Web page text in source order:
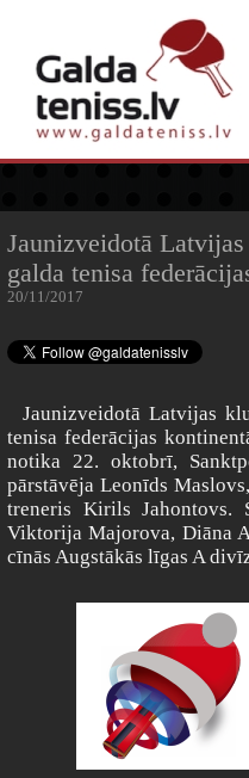
Jaunizveidotā
galda tenisa
20/11/2017
Jaunizveidotā Latvijas
tenisa federācijas
notika 22. oktobrī,
pārstāvēja Leonīds
treneris Kirils Jahontovs.
Viktorija Majorova, Diāna
cīnās Augstākās līgas A